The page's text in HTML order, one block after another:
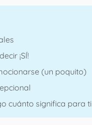
¡SÍ!
(un poquito)
cuánto significa para ti